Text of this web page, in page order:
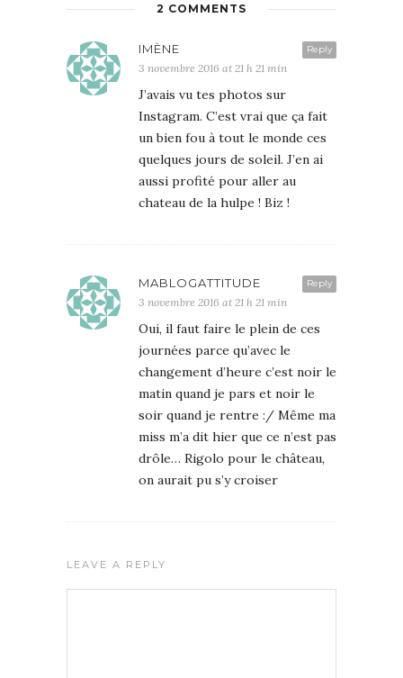
2 COMMENTS
Reply
IMÈNE
3 novembre 2016 at 21 h 21 min
J’avais vu tes photos sur
Instagram. C’est vrai que ça fait
un bien fou à tout le monde ces
quelques jours de soleil. J’en ai
aussi profité pour aller au
chateau de la hulpe ! Biz !
Reply
MABLOGATTITUDE
3 novembre 2016 at 21 h 21 min
Oui, il faut faire le plein de ces
journées parce qu’avec le
changement d’heure c’est noir le
matin quand je pars et noir le
soir quand je rentre :/ Même ma
miss m’a dit hier que ce n’est pas
drôle… Rigolo pour le château,
on aurait pu s’y croiser
LEAVE A REPLY